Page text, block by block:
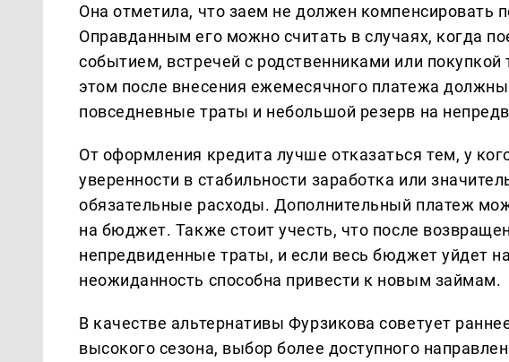
Она отметила, что заем не должен компенсировать
Оправданным его можно считать в случаях, когда
событием, встречей с родственниками или покупкой
этом после внесения ежемесячного платежа должны
повседневные траты и небольшой резерв на
От оформления кредита лучше отказаться тем, у
уверенности в стабильности заработка или
обязательные расходы. Дополнительный платеж
на бюджет. Также стоит учесть, что после
непредвиденные траты, и если весь бюджет уйдет
неожиданность способна привести к новым займам.
В качестве альтернативы Фурзикова советует
высокого сезона, выбор более доступного